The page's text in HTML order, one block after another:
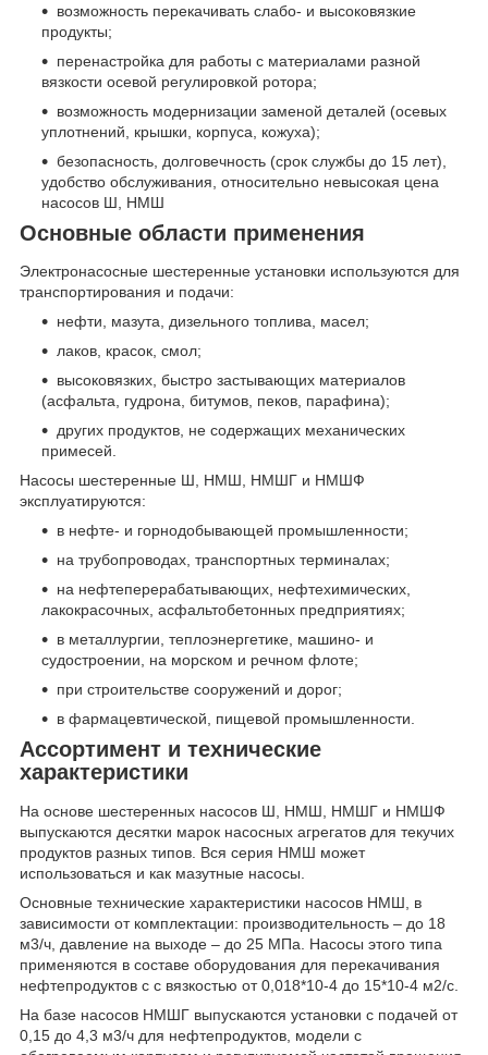
возможность перекачивать слабо- и высоковязкие
продукты;
перенастройка для работы с материалами разной
вязкости осевой регулировкой ротора;
возможность модернизации заменой деталей (осевых
уплотнений, крышки, корпуса, кожуха);
безопасность, долговечность (срок службы до 15 лет),
удобство обслуживания, относительно невысокая цена
насосов Ш, НМШ
Основные области применения
Электронасосные шестеренные установки используются для
транспортирования и подачи:
нефти, мазута, дизельного топлива, масел;
лаков, красок, смол;
высоковязких, быстро застывающих материалов
(асфальта, гудрона, битумов, пеков, парафина);
других продуктов, не содержащих механических
примесей.
Насосы шестеренные Ш, НМШ, НМШГ и НМШФ
эксплуатируются:
в нефте- и горнодобывающей промышленности;
на трубопроводах, транспортных терминалах;
на нефтеперерабатывающих, нефтехимических,
лакокрасочных, асфальтобетонных предприятиях;
в металлургии, теплоэнергетике, машино- и
судостроении, на морском и речном флоте;
при строительстве сооружений и дорог;
в фармацевтической, пищевой промышленности.
Ассортимент и технические
характеристики
На основе шестеренных насосов Ш, НМШ, НМШГ и НМШФ
выпускаются десятки марок насосных агрегатов для текучих
продуктов разных типов. Вся серия НМШ может
использоваться и как мазутные насосы.
Основные технические характеристики насосов НМШ, в
зависимости от комплектации: производительность – до 18
м3/ч, давление на выходе – до 25 МПа. Насосы этого типа
применяются в составе оборудования для перекачивания
нефтепродуктов с с вязкостью от 0,018*10-4 до 15*10-4 м2/с.
На базе насосов НМШГ выпускаются установки с подачей от
0,15 до 4,3 м3/ч для нефтепродуктов, модели с